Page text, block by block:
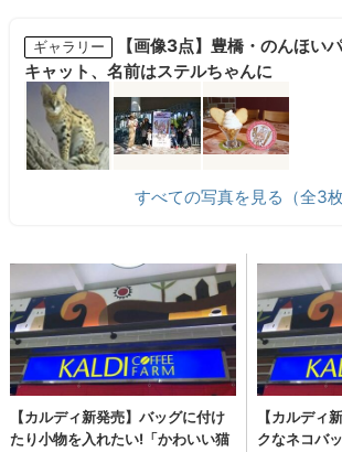
ギャラリー
【画像3点】豊橋・のんほい
キャット、名前はステルちゃんに
すべての写真を見る（全3枚